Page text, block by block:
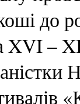
до
XVI –